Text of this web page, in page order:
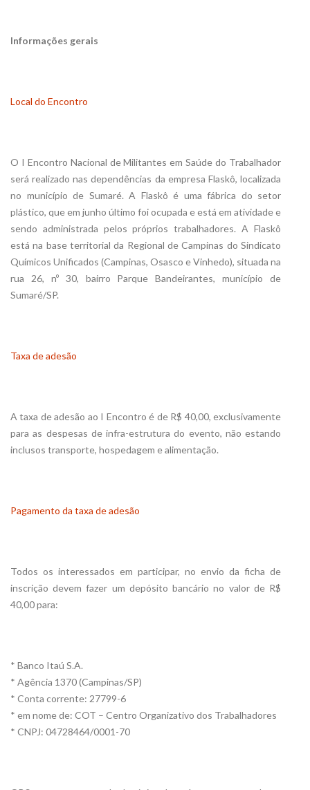
Informações gerais
Local do Encontro
O I Encontro Nacional de Militantes em Saúde do Trabalhador
será realizado nas dependências da empresa Flaskô, localizada
no município de Sumaré. A Flaskô é uma fábrica do setor
plástico, que em junho último foi ocupada e está em atividade e
sendo administrada pelos próprios trabalhadores. A Flaskô
está na base territorial da Regional de Campinas do Sindicato
Químicos Unificados (Campinas, Osasco e Vinhedo), situada na
rua 26, nº 30, bairro Parque Bandeirantes, município de
Sumaré/SP.
Taxa de adesão
A taxa de adesão ao I Encontro é de R$ 40,00, exclusivamente
para as despesas de infra-estrutura do evento, não estando
inclusos transporte, hospedagem e alimentação.
Pagamento da taxa de adesão
Todos os interessados em participar, no envio da ficha de
inscrição devem fazer um depósito bancário no valor de R$
40,00 para:
* Banco Itaú S.A.
* Agência 1370 (Campinas/SP)
* Conta corrente: 27799-6
* em nome de: COT – Centro Organizativo dos Trabalhadores
* CNPJ: 04728464/0001-70